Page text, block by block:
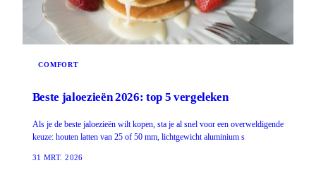
COMFORT
Beste jaloezieën 2026: top 5 vergeleken
Als je de beste jaloezieën wilt kopen, sta je al snel voor een overweldigende
keuze: houten latten van 25 of 50 mm, lichtgewicht aluminium s
31 MRT. 2026